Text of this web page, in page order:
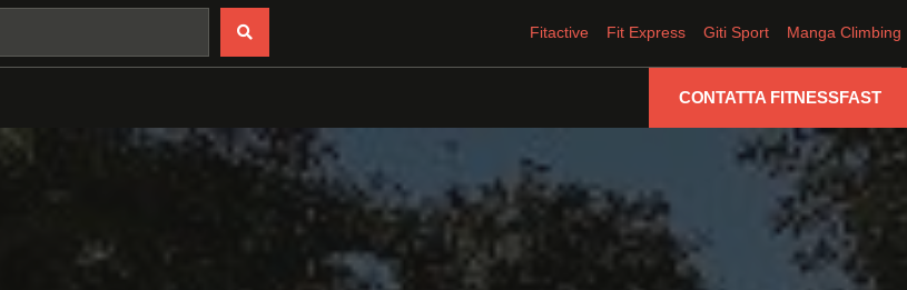
Fitactive Fit Express Giti Sport Manga Climbing
CONTATTA FITNESSFAST